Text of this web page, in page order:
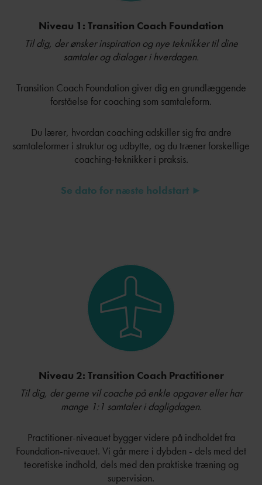
Niveau 1: Transition Coach Foundation
Til dig, der ønsker inspiration og nye teknikker til dine
samtaler og dialoger i hverdagen.
Transition Coach Foundation giver dig en grundlæggende
forståelse for coaching som samtaleform.
Du lærer, hvordan coaching adskiller sig fra andre
samtaleformer i struktur og udbytte, og du træner forskellige
coaching-teknikker i praksis.
Se dato for næste holdstart ►
Niveau 2: Transition Coach Practitioner
Til dig, der gerne vil coache på enkle opgaver eller har
mange 1:1 samtaler i dagligdagen.
Practitioner-niveauet bygger videre på indholdet fra
Foundation-niveauet. Vi går mere i dybden - dels med det
teoretiske indhold, dels med den praktiske træning og
supervision.